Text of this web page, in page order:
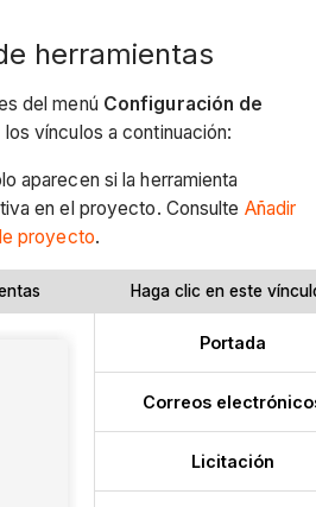
herramientas
del menú Configuración de
los vínculos a continuación:
aparecen si la herramienta
en el proyecto. Consulte Añadir
proyecto.
Haga clic en este
Portada
Correos
Licitación